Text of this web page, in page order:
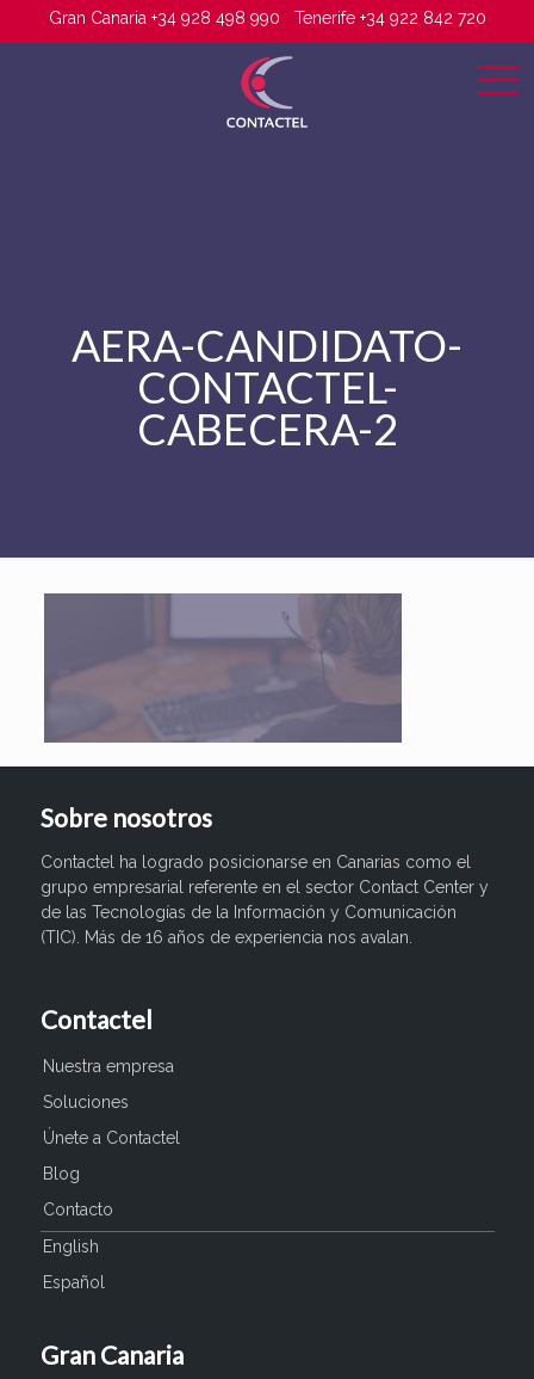
Gran Canaria +34 928 498 990 Tenerife +34 922 842 720
AERA-CANDIDATO-
CONTACTEL-
CABECERA-2
Sobre nosotros
Contactel ha logrado posicionarse en Canarias como el
grupo empresarial referente en el sector Contact Center y
de las Tecnologías de la Información y Comunicación
(TIC). Más de 16 años de experiencia nos avalan.
Contactel
Nuestra empresa
Soluciones
Únete a Contactel
Blog
Contacto
English
Español
Gran Canaria